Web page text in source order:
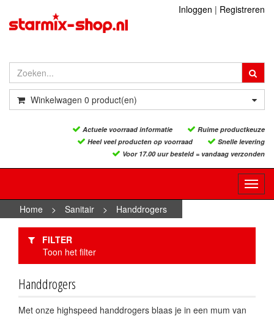
Inloggen | Registreren
Winkelwagen 0 product(en)
Actuele voorraad informatie
Ruime productkeuze
Heel veel producten op voorraad
Snelle levering
Voor 17.00 uur besteld = vandaag verzonden
Home
> Sanitair > Handdrogers
FILTER
Toon het filter
Handdrogers
Met onze highspeed handdrogers blaas je in een mum van